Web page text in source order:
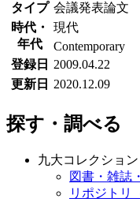
タイプ 会議発表論文
時代・
年代
現代
Contemporary
登録日 2009.04.22
更新日 2020.12.09
探す・調べる
九大コレクション
図書・雑誌
リポジトリ